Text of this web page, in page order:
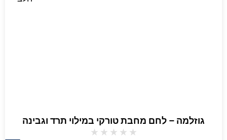
גוזלמה – לחם מחבת טורקי במילוי תרד וגבינה
★
★
★
★
★